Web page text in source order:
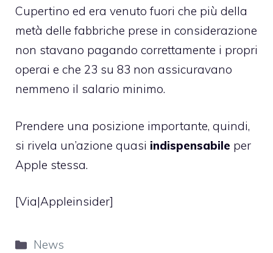
Cupertino ed era venuto fuori che più della
metà delle fabbriche prese in considerazione
non stavano pagando correttamente i propri
operai e che 23 su 83 non assicuravano
nemmeno il salario minimo.
Prendere una posizione importante, quindi,
si rivela un’azione quasi indispensabile per
Apple stessa.
[Via|Appleinsider]
Categorie
News